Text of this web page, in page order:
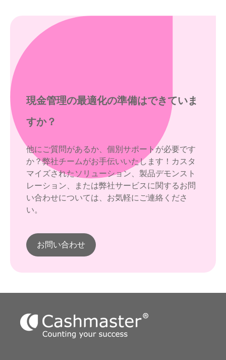
現金管理の最適化の準備はできていま
すか？
他にご質問があるか、個別サポートが必要です
か？弊社チームがお手伝いいたします！カスタ
マイズされたソリューション、製品デモンスト
レーション、または弊社サービスに関するお問
い合わせについては、お気軽にご連絡くださ
い。
お問い合わせ